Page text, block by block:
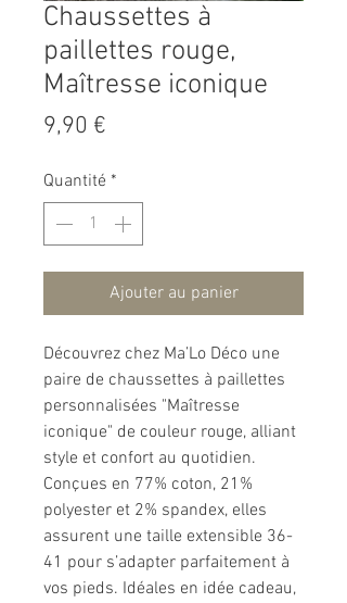
Chaussettes à
paillettes rouge,
Maîtresse iconique
9,90 €
Quantité *
Ajouter au panier
Découvrez chez Ma’Lo Déco une
paire de chaussettes à paillettes
personnalisées "Maîtresse
iconique" de couleur rouge, alliant
style et confort au quotidien.
Conçues en 77% coton, 21%
polyester et 2% spandex, elles
assurent une taille extensible 36-
41 pour s’adapter parfaitement à
vos pieds. Idéales en idée cadeau,